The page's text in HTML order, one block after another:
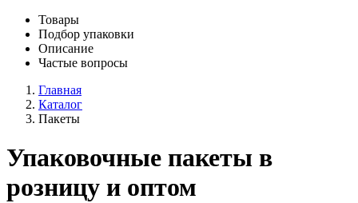
Товары
Подбор упаковки
Описание
Частые вопросы
Главная
Каталог
Пакеты
Упаковочные пакеты в
розницу и оптом